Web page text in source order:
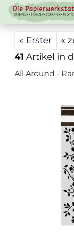
« Erster «
41 Artikel in
All Around -